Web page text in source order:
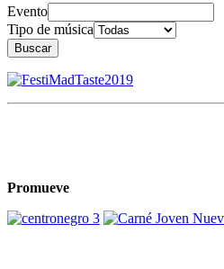
Evento
Tipo de música
Buscar
Promueve